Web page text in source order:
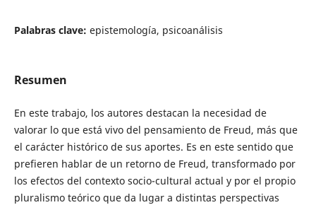
Palabras clave: epistemología, psicoanálisis
Resumen
En este trabajo, los autores destacan la necesidad de
valorar lo que está vivo del pensamiento de Freud, más que
el carácter histórico de sus aportes. Es en este sentido que
prefieren hablar de un retorno de Freud, transformado por
los efectos del contexto socio-cultural actual y por el propio
pluralismo teórico que da lugar a distintas perspectivas